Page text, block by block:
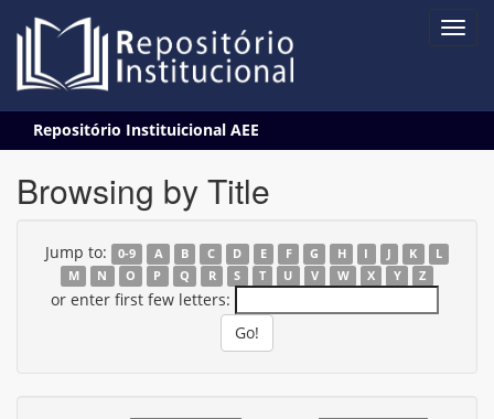
navigation
Repositório Instituicional AEE
Browsing by Title
Jump to: 0-9 A B C D E F G H I J K
L
M
N O P Q R S T U V W X Y Z
or enter first few letters: